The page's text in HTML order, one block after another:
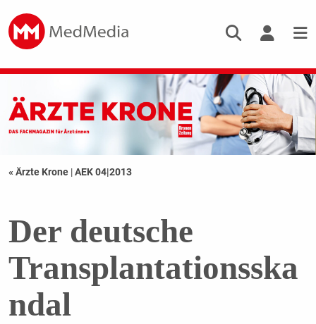
« Ärzte Krone |AEK 04|2013
Der deutsche
Transplantationsska
ndal